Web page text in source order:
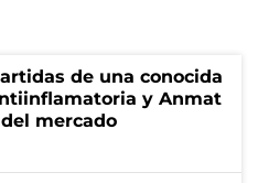
de una conocida
y Anmat
mercado